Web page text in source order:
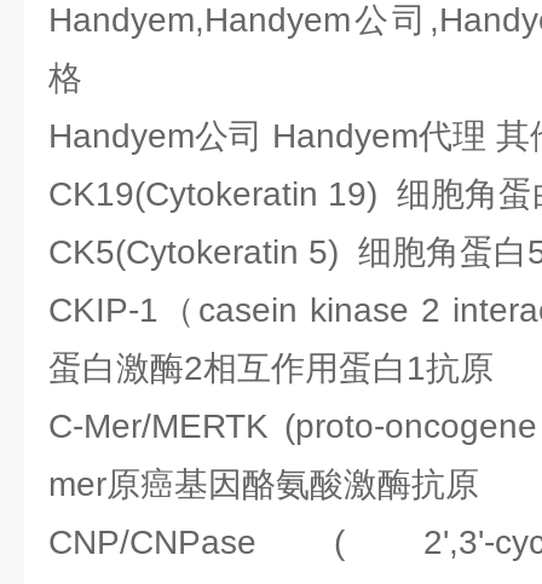
Handyem,Handyem公司
格
Handyem公司 Handyem代理 其
CK19(Cytokeratin 19) 细胞角蛋
CK5(Cytokeratin 5) 细胞角蛋白
CKIP-1（casein kinase 2
蛋白激酶2相互作用蛋白1抗原
C-Mer/MERTK (proto-
mer原癌基因酪氨酸激酶抗原
CNP/CNPase ( 2',3'-